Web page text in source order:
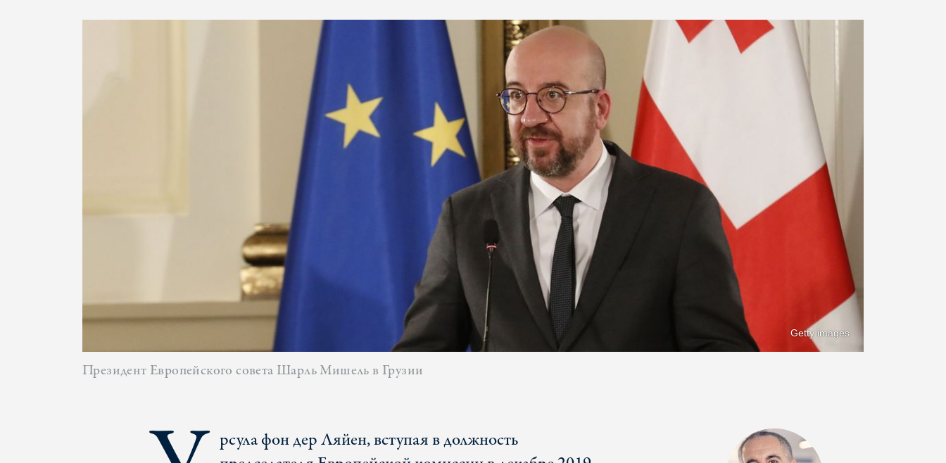
Getty images
Президент Европейского совета Шарль Мишель в Грузии
рсула фон дер Ляйен, вступая в должность